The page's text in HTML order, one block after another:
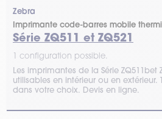
Zebra
Imprimante code-barres mobile
Série ZQ511 et ZQ521
1 configuration possible.
Les imprimantes de la Série ZQ511bet
utilisables en intérieur ou en extérieur.
dans votre choix. Devis en ligne.